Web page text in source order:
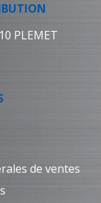
PLEMET
de ventes